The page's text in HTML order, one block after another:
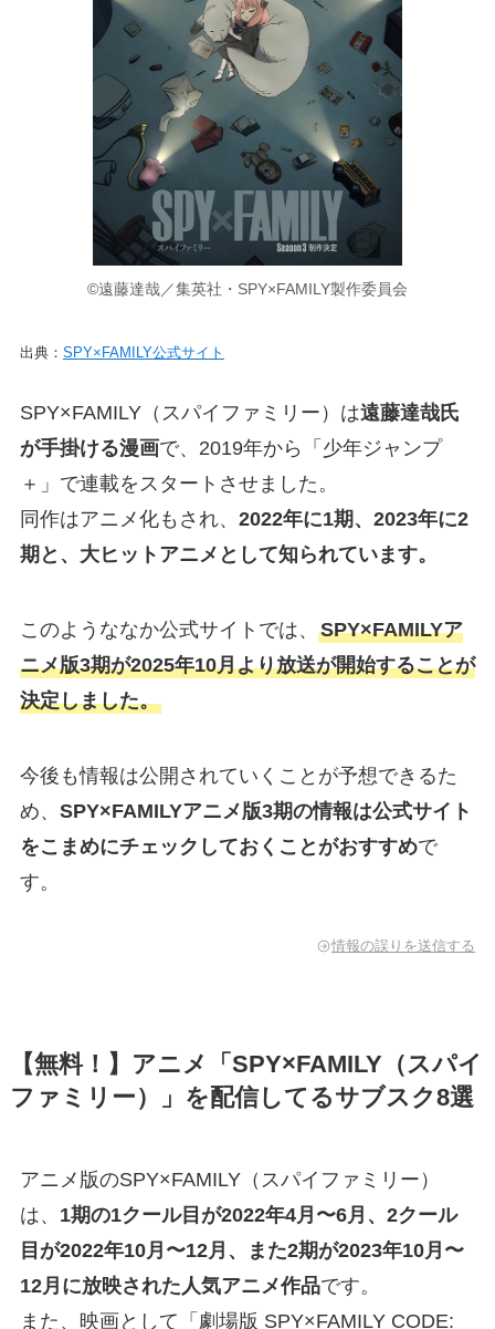
©遠藤達哉／集英社・SPY×FAMILY製作委員会
出典： SPY×FAMILY公式サイト
SPY×FAMILY（スパイファミリー）は遠藤達哉氏
が手掛ける漫画で、2019年から「少年ジャンプ
＋」で連載をスタートさせました。
同作はアニメ化もされ、 2022年に1期、2023年に2
期と、大ヒットアニメとして知られています。
このようななか公式サイトでは、 SPY×FAMILYア
ニメ版3期が2025年10月より放送が開始することが
決定しました。
今後も情報は公開されていくことが予想できるた
め、 SPY×FAMILYアニメ版3期の情報は公式サイト
をこまめにチェックしておくことがおすすめで
す。
情報の誤りを送信する
【無料！】アニメ「SPY×FAMILY（スパイ
ファミリー）」を配信してるサブスク8選
アニメ版のSPY×FAMILY（スパイファミリー）
は、 1期の1クール目が2022年4月〜6月、2クール
目が2022年10月〜12月、また2期が2023年10月〜
12月に放映された人気アニメ作品です。
また、映画として「劇場版 SPY×FAMILY CODE: